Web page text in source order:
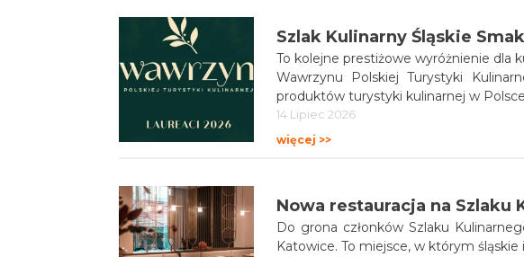
Szlak Kulinarny Śląskie
To kolejne prestiżowe wyróżnienie dla
Wawrzynu Polskiej Turystyki
produktów turystyki kulinarnej w
14 Lipiec 2026
więcej >>
Do grona członków Szlaku
Katowice. To miejsce, w którym